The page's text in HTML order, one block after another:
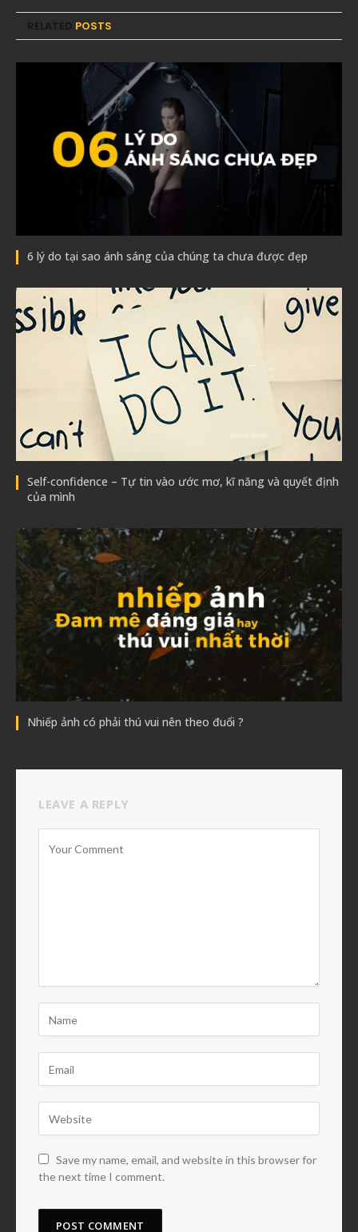
POSTS
6 lý do tại sao ánh sáng của chúng ta chưa được đẹp
Self-confidence – Tự tin vào ước mơ, kĩ năng và quyết định
của mình
Nhiếp ảnh có phải thú vui nên theo đuổi ?
LEAVE A REPLY
Save my name, email, and website in this browser for
the next time I comment.